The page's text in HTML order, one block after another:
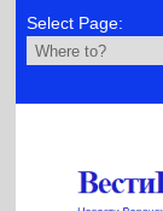
Select Page: